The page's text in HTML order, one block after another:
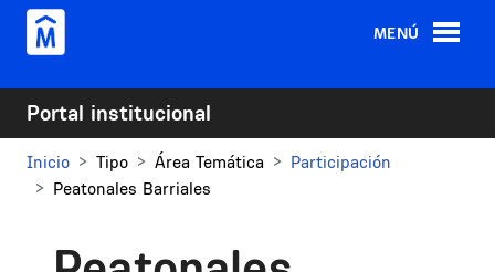
Pasar al contenido principal
MENÚ
Portal institucional
Inicio Tipo Área Temática
Participación
Peatonales Barriales